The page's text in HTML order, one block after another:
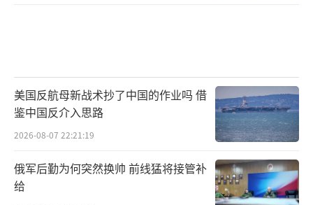
美国反航母新战术抄了中国的作业吗 借
鉴中国反介入思路
2026-08-07 22:21:19
俄军后勤为何突然换帅 前线猛将接管补
给